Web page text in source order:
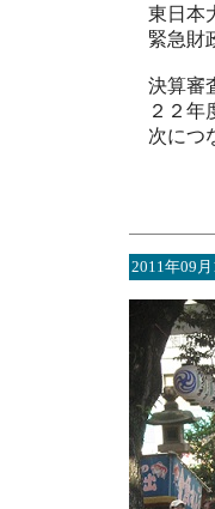
東日本
緊急財
決算審
２２年
次につ
2011年09